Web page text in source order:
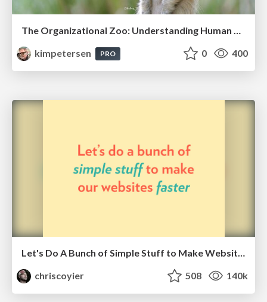
The Organizational Zoo: Understanding Human Behavior Agility Through Metaphoric Constructive Conversations (based on the works of Arthur Shelley, Ph.D)
kimpetersen
PRO 0 400
Let's Do A Bunch of Simple Stuff to Make Websites Faster
chriscoyier
508 140k